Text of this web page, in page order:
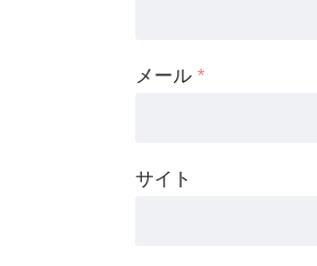
メール *
サイト